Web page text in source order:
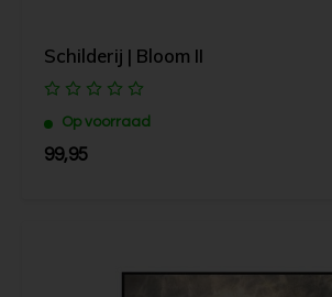
Schilderij | Bloom II
Op voorraad
99,95